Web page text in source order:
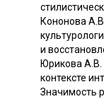
Кононова
и
Юрикова
контексте
Значимость